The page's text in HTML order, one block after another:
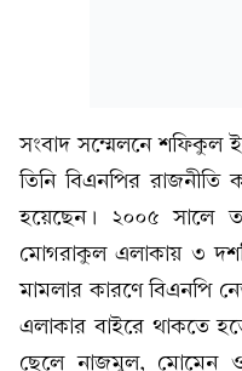
সংবাদ সম্মেলনে শফিকুল
তিনি বিএনপির রাজনীতি
হয়েছেন। ২০০৫ সালে
মোগরাকুল এলাকায় ৩
মামলার কারণে বিএনপি
এলাকার বাইরে থাকতে
ছেলে নাজমুল, মোমেন